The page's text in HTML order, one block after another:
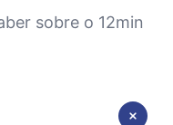
sobre o 12min